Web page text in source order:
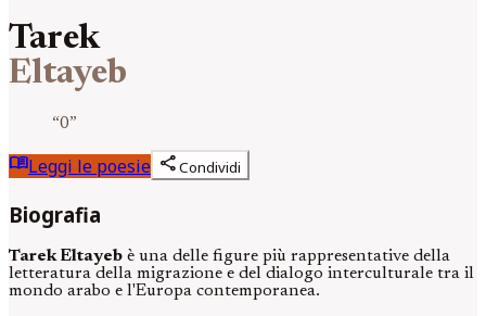
Tarek
Eltayeb
“0”
menu_bookLeggi le poesie shareCondividi
Biografia
Tarek Eltayeb è una delle figure più rappresentative della
letteratura della migrazione e del dialogo interculturale tra il
mondo arabo e l'Europa contemporanea.